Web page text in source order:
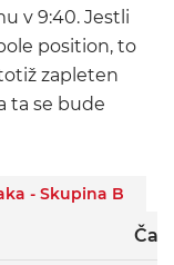
v 9:40. Jestli
position, to
zapleten
ta se bude
- Skupina B
Čas